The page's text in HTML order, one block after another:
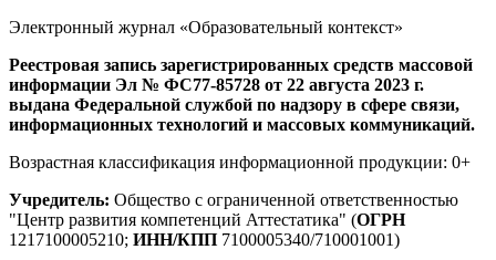
Электронный журнал «Образовательный контекст»
Реестровая запись зарегистрированных средств массовой
информации Эл № ФС77-85728 от 22 августа 2023 г.
выдана Федеральной службой по надзору в сфере связи,
информационных технологий и массовых коммуникаций.
Возрастная классификация информационной продукции: 0+
Учредитель: Общество с ограниченной ответственностью
"Центр развития компетенций Аттестатика" (ОГРН
1217100005210; ИНН/КПП 7100005340/710001001)